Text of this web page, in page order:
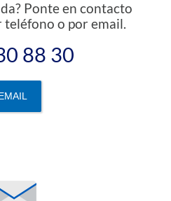
Ponte en contacto
o por email.
88 30